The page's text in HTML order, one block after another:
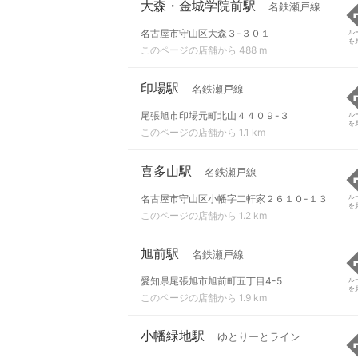
大森・金城学院前駅 名鉄瀬戸線
名古屋市守山区大森３-３０１
このページの店舗から 488 m
ル
を
印場駅 名鉄瀬戸線
尾張旭市印場元町北山４４０９-３
このページの店舗から 1.1 km
ル
を
喜多山駅 名鉄瀬戸線
名古屋市守山区小幡字二軒家２６１０-１３
このページの店舗から 1.2 km
ル
を
旭前駅 名鉄瀬戸線
愛知県尾張旭市旭前町五丁目4-5
このページの店舗から 1.9 km
ル
を
小幡緑地駅 ゆとりーとライン